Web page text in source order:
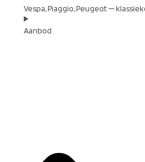
Vespa, Piaggio, Peugeot —
Aanbod